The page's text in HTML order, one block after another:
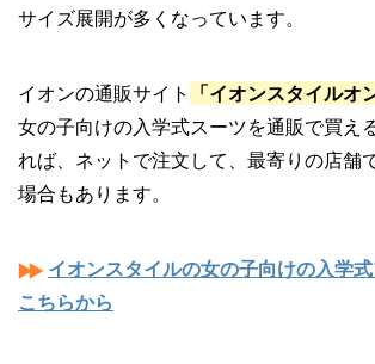
サイズ展開が多くなっています。
イオンの通販サイト 「イオンスタイルオ
女の子向けの入学式スーツを通販で買え
れば、ネットで注文して、最寄りの店舗
場合もあります。
イオンスタイルの女の子向けの入学式
こちらから